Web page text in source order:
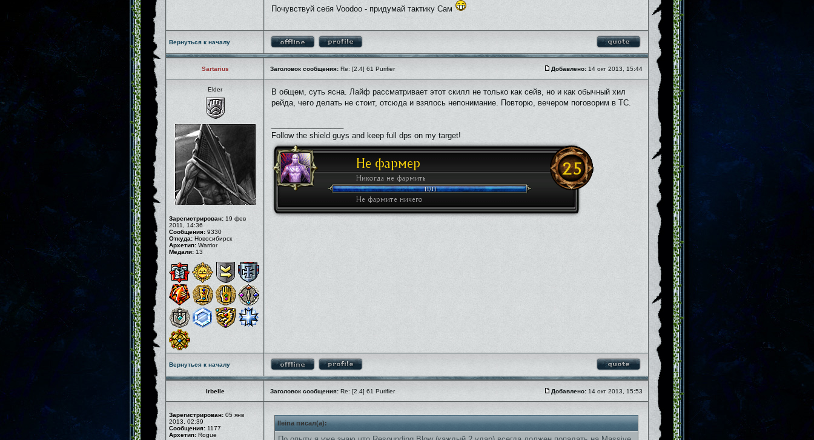
Почувствуй себя Voodoo - придумай тактику Сам
Вернуться к началу
Sartarius Заголовок сообщения: Re: [2.4] 61 Purifier Добавлено: 14 окт 2013, 15:44
Elder
Зарегистрирован: 19 фев
2011, 14:36
Сообщения: 9330
Откуда: Новосибирск
Архетип: Warrior
Медали: 13
В общем, суть ясна. Лайф рассматривает этот скилл не только как сейв, но и как обычный хил
рейда, чего делать не стоит, отсюда и взялось непонимание. Повторю, вечером поговорим в ТС.
Follow the shield guys and keep full dps on my target!
Вернуться к началу
Irbelle Заголовок сообщения: Re: [2.4] 61 Purifier Добавлено: 14 окт 2013, 15:53
Зарегистрирован: 05 янв
2013, 02:39
Сообщения: 1177
Архетип: Rogue
Ileina писал(а):